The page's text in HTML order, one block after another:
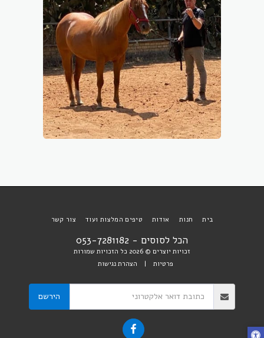
הכל לסוסים - 053-7281182
זכויות יוצרים © 2026 כל הזכויות שמורות
פרטיות | הצהרת נגישות
בית חנות אודות טיפים המלצות ועוד צור קשר
הירשם